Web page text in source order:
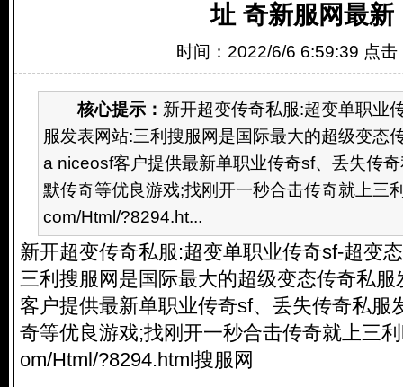
址 奇新服网最新
时间：2022/6/6 6:59:39 点击
核心提示： 新开超变传奇私服:超变单职业
服发表网站:三利搜服网是国际最大的超级变态
a niceosf客户提供最新单职业传奇sf、丢失传
默传奇等优良游戏;找刚开一秒合击传奇就上三
com/Html/?8294.ht...
新开超变传奇私服:超变单职业传奇sf-超变态
三利搜服网是国际最大的超级变态传奇私服
客户提供最新单职业传奇sf、丢失传奇私服
奇等优良游戏;找刚开一秒合击传奇就上三利
om/Html/?8294.html搜服网